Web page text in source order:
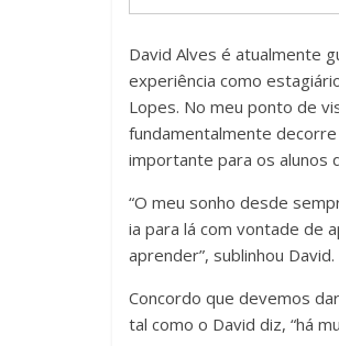
David Alves é atualmente
experiência como
Lopes. No meu ponto de
fundamentalmente
importante para os alunos
“O meu sonho desde
ia para lá com vontade de
aprender”, sublinhou David.
Concordo que devemos
tal como o David diz, “há